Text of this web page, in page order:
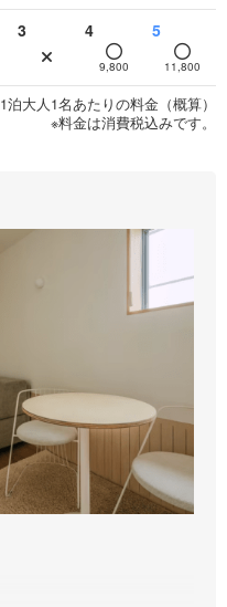
3 4
9,800
5
11,800
1泊大人1名あたりの料金（概算）
※料金は消費税込みです。